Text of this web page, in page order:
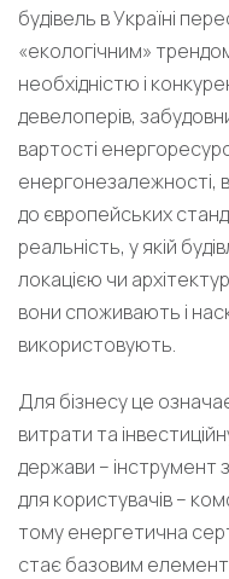
будівель в Україні
«екологічним»
необхідністю і
девелоперів,
вартості
енергонезалежності,
до європейських
реальність, у якій
локацією чи
вони споживають і
використовують.
Для бізнесу це
витрати та
держави – інструмент
для користувачів –
тому енергетична
стає базовим